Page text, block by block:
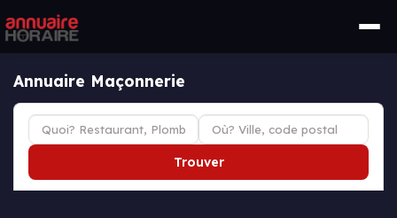
Annuaire Maçonnerie
Trouver